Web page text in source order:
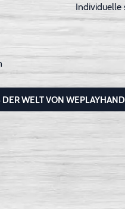
Individuelle
WELT VON